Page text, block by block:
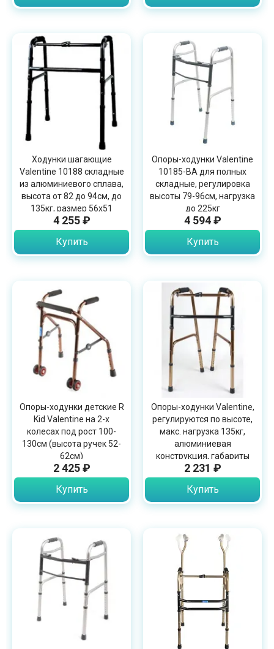
Ходунки шагающие
Valentine 10188 складные
из алюминиевого сплава,
высота от 82 до 94см, до
135кг, размер 56х51
4 255 ₽
Купить
Опоры-ходунки Valentine
10185-BA для полных
складные, регулировка
высоты 79-96см, нагрузка
до 225кг
4 594 ₽
Купить
Опоры-ходунки детские R
Kid Valentine на 2-х
колесах под рост 100-
130см (высота ручек 52-
62см)
2 425 ₽
Купить
Опоры-ходунки Valentine,
регулируются по высоте,
макс. нагрузка 135кг,
алюминиевая
конструкция, габариты
51х56см, 10180
2 231 ₽
Купить